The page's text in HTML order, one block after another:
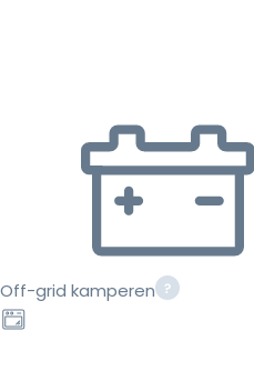
Off-grid kamperen